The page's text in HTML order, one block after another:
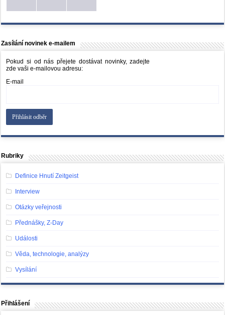
Zasílání novinek e-mailem
Pokud si od nás přejete dostávat novinky, zadejte
zde vaši e-mailovou adresu:
E-mail
Rubriky
Definice Hnutí Zeitgeist
Interview
Otázky veřejnosti
Přednášky, Z-Day
Události
Věda, technologie, analýzy
Vysílání
Přihlášení